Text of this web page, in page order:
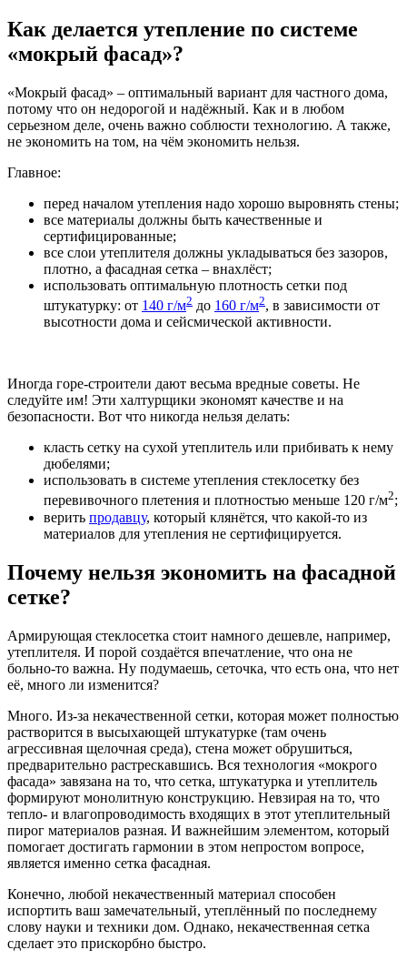
Как делается утепление по системе
«мокрый фасад»?
«Мокрый фасад» – оптимальный вариант для частного дома,
потому что он недорогой и надёжный. Как и в любом
серьезном деле, очень важно соблюсти технологию. А также,
не экономить на том, на чём экономить нельзя.
Главное:
перед началом утепления надо хорошо выровнять стены;
все материалы должны быть качественные и
сертифицированные;
все слои утеплителя должны укладываться без зазоров,
плотно, а фасадная сетка – внахлёст;
использовать оптимальную плотность сетки под
штукатурку: от 140 г/м2 до 160 г/м2, в зависимости от
высотности дома и сейсмической активности.
Иногда горе-строители дают весьма вредные советы. Не
следуйте им! Эти халтурщики экономят качестве и на
безопасности. Вот что никогда нельзя делать:
класть сетку на сухой утеплитель или прибивать к нему
дюбелями;
использовать в системе утепления стеклосетку без
перевивочного плетения и плотностью меньше 120 г/м2;
верить продавцу, который клянётся, что какой-то из
материалов для утепления не сертифицируется.
Почему нельзя экономить на фасадной
сетке?
Армирующая стеклосетка стоит намного дешевле, например,
утеплителя. И порой создаётся впечатление, что она не
больно-то важна. Ну подумаешь, сеточка, что есть она, что нет
её, много ли изменится?
Много. Из-за некачественной сетки, которая может полностью
растворится в высыхающей штукатурке (там очень
агрессивная щелочная среда), стена может обрушиться,
предварительно растрескавшись. Вся технология «мокрого
фасада» завязана на то, что сетка, штукатурка и утеплитель
формируют монолитную конструкцию. Невзирая на то, что
тепло- и влагопроводимость входящих в этот утеплительный
пирог материалов разная. И важнейшим элементом, который
помогает достигать гармонии в этом непростом вопросе,
является именно сетка фасадная.
Конечно, любой некачественный материал способен
испортить ваш замечательный, утеплённый по последнему
слову науки и техники дом. Однако, некачественная сетка
сделает это прискорбно быстро.